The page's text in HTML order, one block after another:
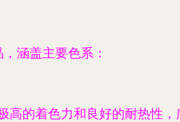
涵盖主要色系：
高的着色力和良好的耐热性